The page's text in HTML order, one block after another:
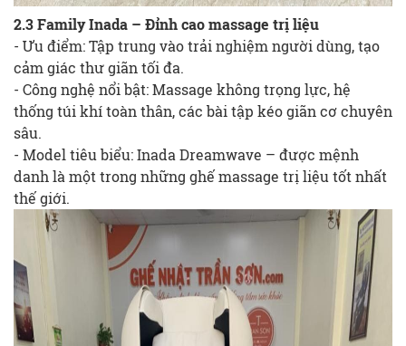
2.3 Family Inada – Đỉnh cao massage trị liệu
- Ưu điểm: Tập trung vào trải nghiệm người dùng, tạo
cảm giác thư giãn tối đa.
- Công nghệ nổi bật: Massage không trọng lực, hệ
thống túi khí toàn thân, các bài tập kéo giãn cơ chuyên
sâu.
- Model tiêu biểu: Inada Dreamwave – được mệnh
danh là một trong những ghế massage trị liệu tốt nhất
thế giới.